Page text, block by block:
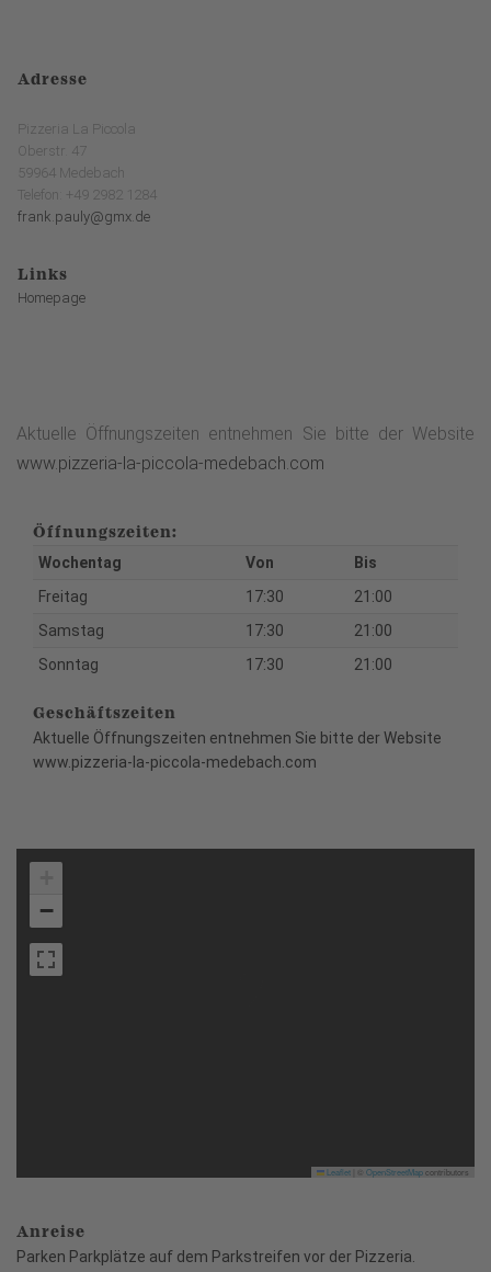
Adresse
Pizzeria La Piccola
Oberstr. 47
59964 Medebach
Telefon: +49 2982 1284
frank.pauly@gmx.de
Links
Homepage
Aktuelle Öffnungszeiten entnehmen Sie bitte der Website
www.pizzeria-la-piccola-medebach.com
Öffnungszeiten:
Wochentag Von
Bis
Freitag
17:30
21:00
Samstag
17:30
21:00
Sonntag
17:30 21:00
Geschäftszeiten
Aktuelle Öffnungszeiten entnehmen Sie bitte der Website
www.pizzeria-la-piccola-medebach.com
−
Leaflet OpenStreetMapcontributors
Anreise
Parken Parkplätze auf dem Parkstreifen vor der Pizzeria.